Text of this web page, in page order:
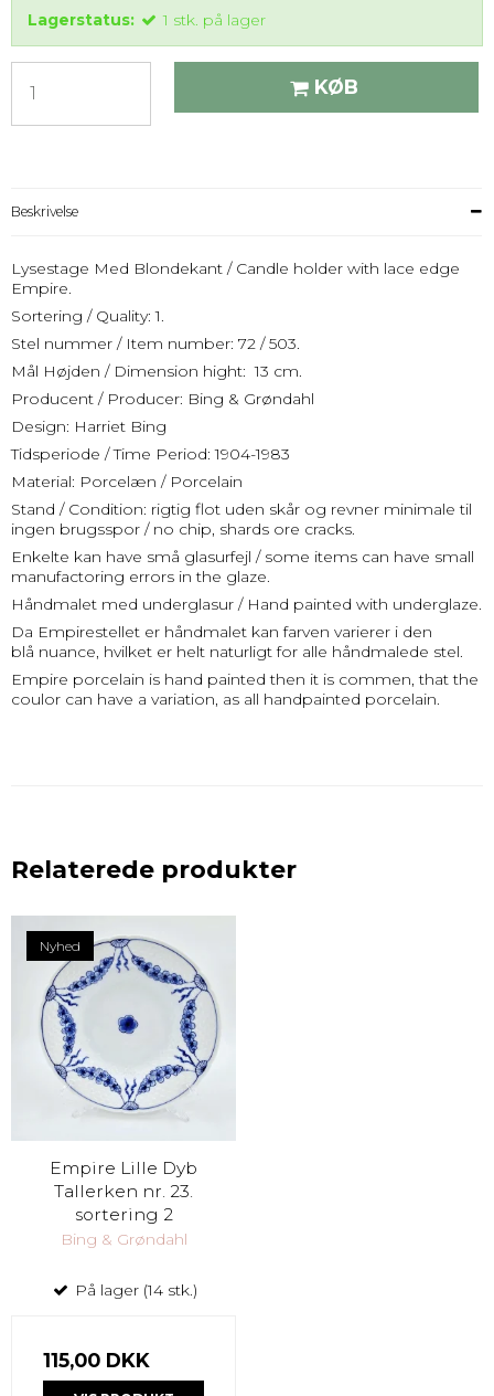
Lagerstatus: 1 stk. på lager
KØB
Beskrivelse
Lysestage Med Blondekant / Candle holder with lace edge
Empire.
Sortering / Quality: 1.
Stel nummer / Item number: 72 / 503.
Mål Højden / Dimension hight: 13 cm.
Producent / Producer: Bing & Grøndahl
Design: Harriet Bing
Tidsperiode / Time Period: 1904-1983
Material: Porcelæn / Porcelain
Stand / Condition: rigtig flot uden skår og revner minimale til
ingen brugsspor / no chip, shards ore cracks.
Enkelte kan have små glasurfejl / some items can have small
manufactoring errors in the glaze.
Håndmalet med underglasur / Hand painted with underglaze.
Da Empirestellet er håndmalet kan farven varierer i den
blå nuance, hvilket er helt naturligt for alle håndmalede stel.
Empire porcelain is hand painted then it is commen, that the
coulor can have a variation, as all handpainted porcelain.
Relaterede produkter
Nyhed
Empire Lille Dyb
Tallerken nr. 23.
sortering 2
Bing & Grøndahl
På lager (14 stk.)
115,00 DKK